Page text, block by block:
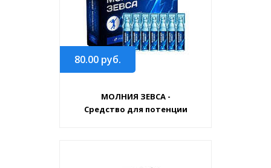
80.00 руб.
МОЛНИЯ ЗЕВСА -
Средство для потенции